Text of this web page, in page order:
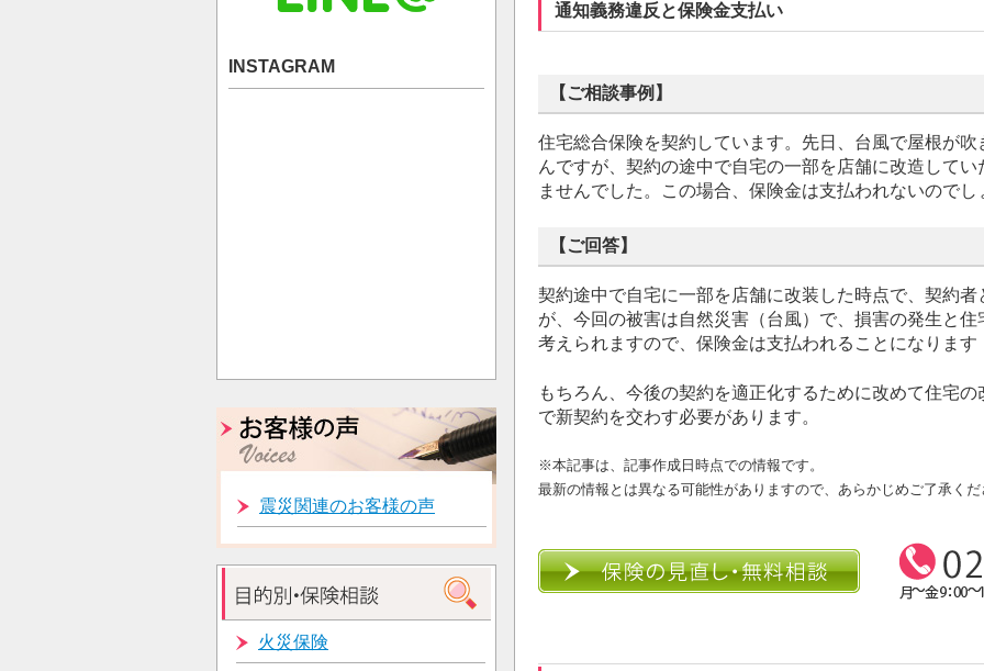
通知義務違反と保険金支払い
【ご相談事例】
住宅総合保険を契約しています。先日、台風で屋根が
んですが、契約の途中で自宅の一部を店舗に改造して
ませんでした。この場合、保険金は支払われないのでし
【ご回答】
契約途中で自宅に一部を店舗に改装した時点で、契約
が、今回の被害は自然災害（台風）で、損害の発生と
考えられますので、保険金は支払われることになります
もちろん、今後の契約を適正化するために改めて住宅
で新契約を交わす必要があります。
※本記事は、記事作成日時点での情報です。
最新の情報とは異なる可能性がありますので、あらかじめご了承くだ
INSTAGRAM
震災関連のお客様の声
火災保険